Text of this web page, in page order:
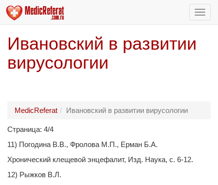
Ивановский в развитии
вирусологии
MedicReferat Ивановский в развитии вирусологии
Страница: 4/4
11) Погодина В.В., Фролова М.П., Ерман Б.А.
Хронический клещевой энцефалит, Изд. Наука, с. 6-12.
12) Рыжков В.Л.